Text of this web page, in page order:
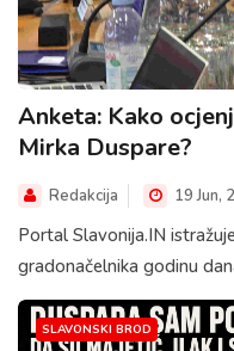
Anketa: Kako
Mirka Duspare?
Redakcija 19 Jun,
Portal Slavonija.IN
gradonačelnika godinu
SLAVONSKI BROD